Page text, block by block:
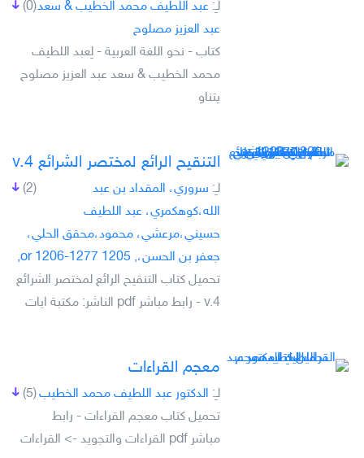
(0) لـِ: عبد اللطيف محمد الخطيب & سعد
عبد العزيز مصلوح
كتاب - نحو اللغة العربية - لِعبد اللطيف
محمد الخطيب & سعد عبد العزيز مصلوح
يتناو
التنقيح الرائع لمختصر الشرائع v.4
(2) لـِ: سروري، المقداد بن عبد
الله،كوهكمري، عبد اللطيف
حسيني،مرعشي، محمود،محقق الحلي،
جعفر بن الحسن،, 1205 or 1206-1277,
تحميل كتاب التنقيح الرائع لمختصر الشرائع
v.4 - رابط مباشر pdf الناشر: مكتبة ايات
معجم القراءات
(5) لـِ: الدكتور عبد اللطيف محمد الخطيب
تحميل كتاب معجم القراءات - رابط
مباشر pdf القراءات والتجويد -> القراءات